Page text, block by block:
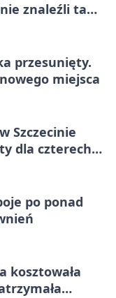
znaleźli tam
przesunięty.
miejsca
Szczecinie
dla czterech
po ponad
kosztowała